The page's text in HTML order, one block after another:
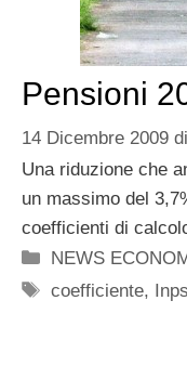
Pensioni
14 Dicembre 2009 di
Una riduzione che
un massimo del
coefficienti di
Categorie
NEWS
Tag
coefficiente, Inps